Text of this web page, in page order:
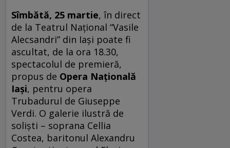
Sîmbătă, 25 martie, în direct
de la Teatrul Național “Vasile
Alecsandri” din Iași poate fi
ascultat, de la ora 18.30,
spectacolul de premieră,
propus de Opera Națională
Iași, pentru opera
Trubadurul de Giuseppe
Verdi. O galerie ilustră de
soliști – soprana Cellia
Costea, baritonul Alexandru